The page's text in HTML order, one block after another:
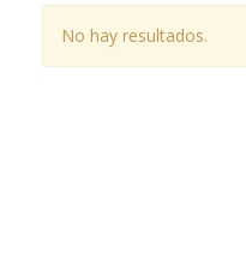
No hay resultados.